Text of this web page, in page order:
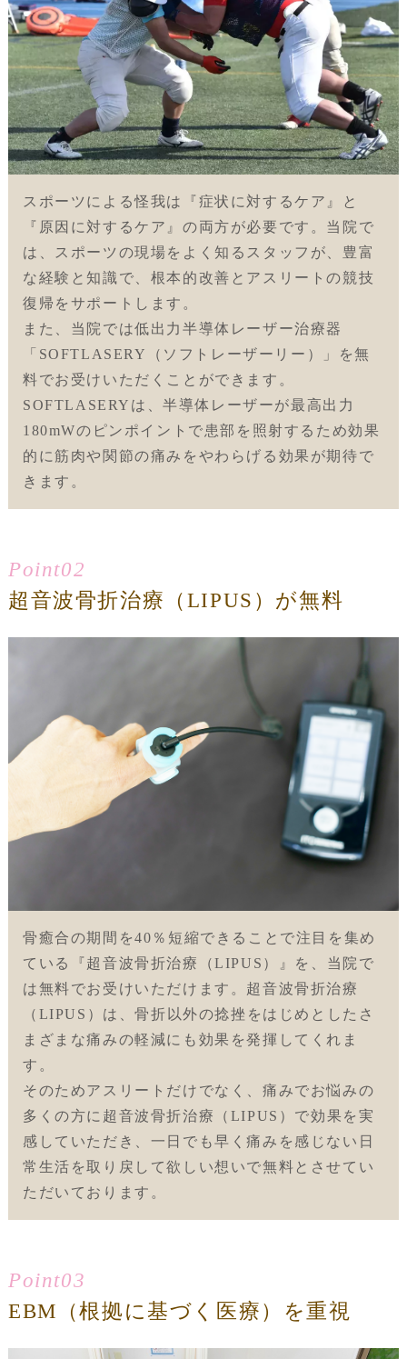
スポーツによる怪我は『症状に対するケア』と
『原因に対するケア』の両方が必要です。当院で
は、スポーツの現場をよく知るスタッフが、豊富
な経験と知識で、根本的改善とアスリートの競技
復帰をサポートします。
また、当院では低出力半導体レーザー治療器
「SOFTLASERY（ソフトレーザーリー）」を無
料でお受けいただくことができます。
SOFTLASERYは、半導体レーザーが最高出力
180mWのピンポイントで患部を照射するため効果
的に筋肉や関節の痛みをやわらげる効果が期待で
きます。
Point02
超音波骨折治療（LIPUS）が無料
骨癒合の期間を40％短縮できることで注目を集め
ている『超音波骨折治療（LIPUS）』を、当院で
は無料でお受けいただけます。超音波骨折治療
（LIPUS）は、骨折以外の捻挫をはじめとしたさ
まざまな痛みの軽減にも効果を発揮してくれま
す。
そのためアスリートだけでなく、痛みでお悩みの
多くの方に超音波骨折治療（LIPUS）で効果を実
感していただき、一日でも早く痛みを感じない日
常生活を取り戻して欲しい想いで無料とさせてい
ただいております。
Point03
EBM（根拠に基づく医療）を重視